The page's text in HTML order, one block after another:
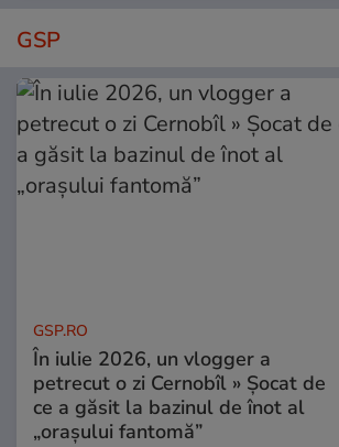
GSP
GSP.RO
În iulie 2026, un vlogger a
petrecut o zi Cernobîl » Șocat de
ce a găsit la bazinul de înot al
„orașului fantomă”